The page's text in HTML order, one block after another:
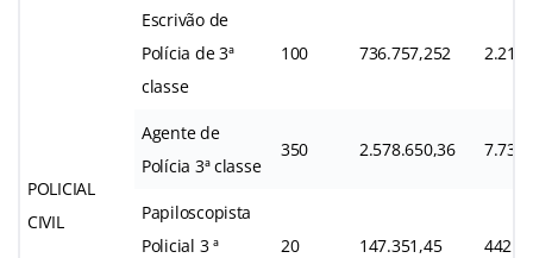
POLICIAL
CIVIL
Escrivão de
Polícia de 3ª
classe
100 736.757,252
Agente de
Polícia 3ª classe
350 2.578.650,36
Papiloscopista
Policial 3 ª
20 147.351,45